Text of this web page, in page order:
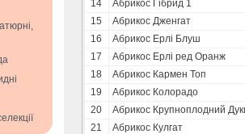
14
Абрикос Гібрид 1
15
Абрикос Дженгат
16
Абрикос Ерлі Блуш
17
Абрикос Ерлі ред Оранж
18
Абрикос Кармен Топ
19
Абрикос Колорадо
20
Абрикос Крупноплодний
21
Абрикос Кулгат